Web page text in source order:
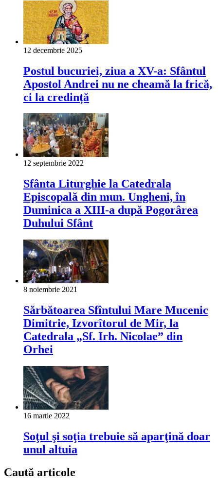
12 decembrie 2025
Postul bucuriei, ziua a XV-a: Sfântul
Apostol Andrei nu ne cheamă la frică,
ci la credință
12 septembrie 2022
Sfânta Liturghie la Catedrala
Episcopală din mun. Ungheni, în
Duminica a XIII-a după Pogorârea
Duhului Sfânt
8 noiembrie 2021
Sărbătoarea Sfîntului Mare Mucenic
Dimitrie, Izvorîtorul de Mir, la
Catedrala „Sf. Irh. Nicolae” din
Orhei
16 martie 2022
Soţul şi soţia trebuie să aparţină doar
unul altuia
Caută articole